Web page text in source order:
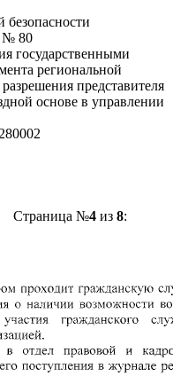
безопасности
№ 80
государственными
региональной
представителя
основе в управлении
Страница №4из 8: